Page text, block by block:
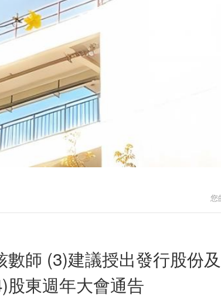
您
師 (3)建議授出發行股份
股東週年大會通告